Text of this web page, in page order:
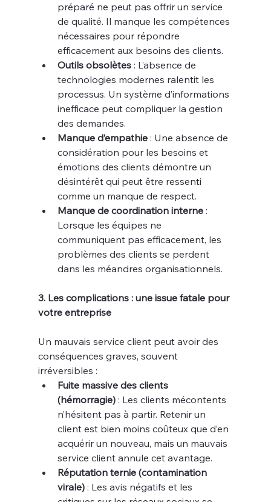
préparé ne peut pas offrir un service
de qualité. Il manque les compétences
nécessaires pour répondre
efficacement aux besoins des clients.
Outils obsolètes : L’absence de
technologies modernes ralentit les
processus. Un système d’informations
inefficace peut compliquer la gestion
des demandes.
Manque d’empathie : Une absence de
considération pour les besoins et
émotions des clients démontre un
désintérêt qui peut être ressenti
comme un manque de respect.
Manque de coordination interne :
Lorsque les équipes ne
communiquent pas efficacement, les
problèmes des clients se perdent
dans les méandres organisationnels.
3. Les complications : une issue fatale pour
votre entreprise
Un mauvais service client peut avoir des
conséquences graves, souvent
irréversibles :
Fuite massive des clients
(hémorragie) : Les clients mécontents
n’hésitent pas à partir. Retenir un
client est bien moins coûteux que d’en
acquérir un nouveau, mais un mauvais
service client annule cet avantage.
Réputation ternie (contamination
virale) : Les avis négatifs et les